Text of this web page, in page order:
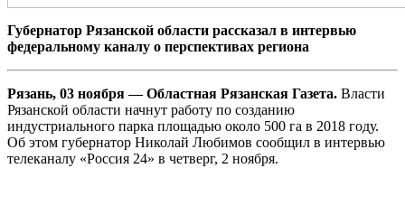
Губернатор Рязанской области рассказал в интервью
федеральному каналу о перспективах региона
Рязань, 03 ноября — Областная Рязанская Газета. Власти
Рязанской области начнут работу по созданию
индустриального парка площадью около 500 га в 2018 году.
Об этом губернатор Николай Любимов сообщил в интервью
телеканалу «Россия 24» в четверг, 2 ноября.